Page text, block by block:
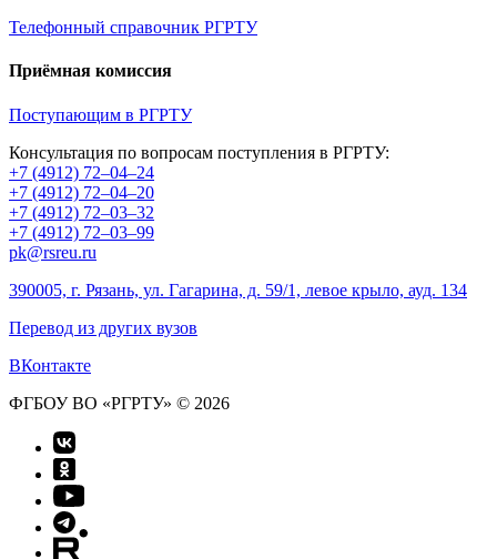
Телефонный справочник РГРТУ
Приёмная комиссия
Поступающим в РГРТУ
Консультация по вопросам поступления в РГРТУ:
+7 (4912) 72–04–24
+7 (4912) 72–04–20
+7 (4912) 72–03–32
+7 (4912) 72–03–99
pk@rsreu.ru
390005, г. Рязань, ул. Гагарина, д. 59/1, левое крыло, ауд. 134
Перевод из других вузов
ВКонтакте
ФГБОУ ВО «РГРТУ» © 2026